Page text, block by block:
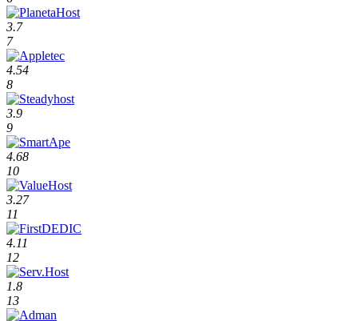
3.7
7
4.54
8
3.9
9
4.68
10
3.27
11
4.11
12
1.8
13